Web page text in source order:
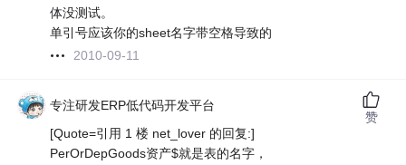
体没测试。
单引号应该你的sheet名字带空格导致的
2010-09-11
专注研发ERP低代码开发平台
[Quote=引用 1 楼 net_lover 的回复:]
PerOrDepGoods资产$就是表的名字，
赞